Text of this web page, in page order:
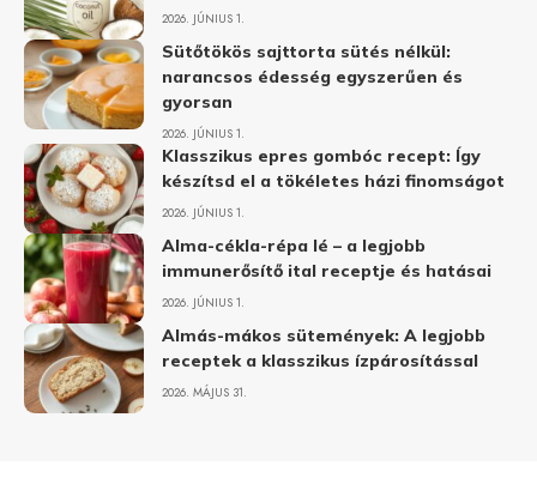
2026. JÚNIUS 1.
Sütőtökös sajttorta sütés nélkül:
narancsos édesség egyszerűen és
gyorsan
2026. JÚNIUS 1.
Klasszikus epres gombóc recept: Így
készítsd el a tökéletes házi finomságot
2026. JÚNIUS 1.
Alma-cékla-répa lé – a legjobb
immunerősítő ital receptje és hatásai
2026. JÚNIUS 1.
Almás-mákos sütemények: A legjobb
receptek a klasszikus ízpárosítással
2026. MÁJUS 31.